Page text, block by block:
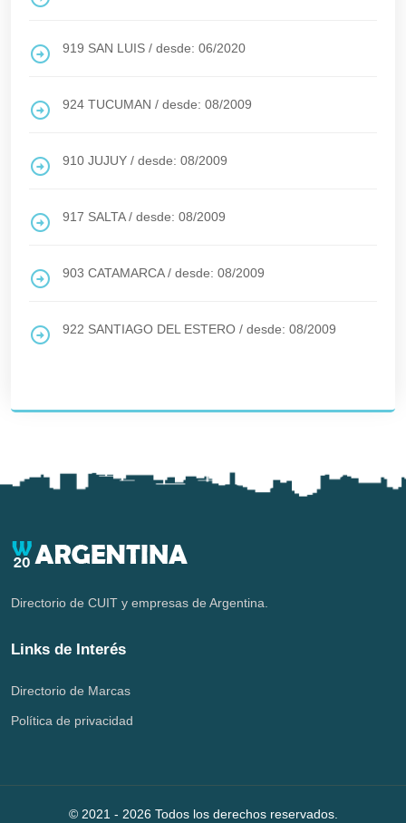
919 SAN LUIS / desde: 06/2020
924 TUCUMAN / desde: 08/2009
910 JUJUY / desde: 08/2009
917 SALTA/ desde: 08/2009
903 CATAMARCA/ desde: 08/2009
922 SANTIAGO DEL ESTERO / desde: 08/2009
Directorio de CUIT y empresas de Argentina.
Links de Interés
Directorio de Marcas
Política de privacidad
© 2021 - 2026 Todos los derechos reservados.